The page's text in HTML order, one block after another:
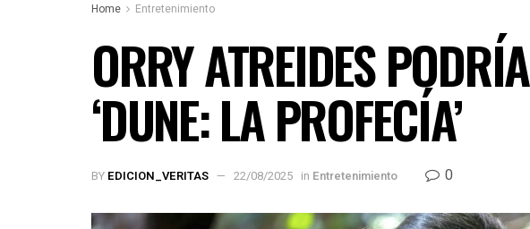
Home Entretenimiento
ORRY ATREIDES
‘DUNE: LA PROFECÍA’
BY EDICION_VERITAS 22/08/2025 in Entretenimiento 0